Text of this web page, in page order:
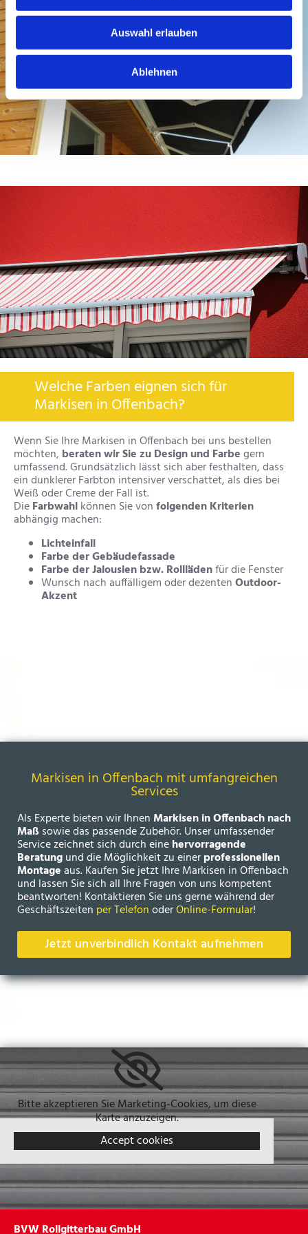
Auswahl erlauben
Ablehnen
Welche Farben eignen sich für
Markisen in Offenbach?
Wenn Sie Ihre Markisen in Offenbach bei uns bestellen
möchten, beraten wir Sie zu Design und Farbegern
umfassend. Grundsätzlich lässt sich aber festhalten, dass
ein dunklerer Farbton intensiver verschattet, als dies bei
Weiß oder Creme der Fall ist.
DieFarbwahlkönnen Sie vonfolgenden Kriterien
abhängig machen:
Lichteinfall
Farbe der Gebäudefassade
Farbe der Jalousien bzw. Rolllädenfür die Fenster
Wunsch nach auffälligem oder dezentenOutdoor-
Akzent
Markisen in Offenbach mit umfangreichen
Services
Als Experte bieten wir IhnenMarkisen in Offenbach nach
Maßsowie das passende Zubehör. Unser umfassender
Service zeichnet sich durch einehervorragende
Beratungund die Möglichkeit zu einerprofessionellen
Montageaus. Kaufen Sie jetzt Ihre Markisen in Offenbach
und lassen Sie sich all Ihre Fragen von uns kompetent
beantworten! Kontaktieren Sie uns gerne während der
Geschäftszeiten per TelefonoderOnline-Formular!
Jetzt unverbindlich Kontakt aufnehmen
Bitte akzeptieren Sie Marketing-Cookies, um diese
Karte anzuzeigen.
Accept cookies
BVW Rollgitterbau GmbH